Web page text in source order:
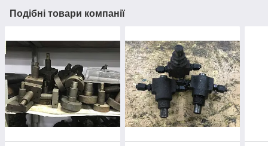
Подібні товари компанії